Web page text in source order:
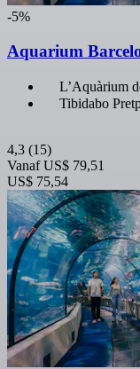
-5%
Aquarium
L’Aquàrium
Tibidabo
4,3 (15)
Vanaf US$ 79,51
US$ 75,54